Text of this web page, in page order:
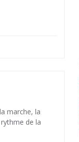
marche, la
de la